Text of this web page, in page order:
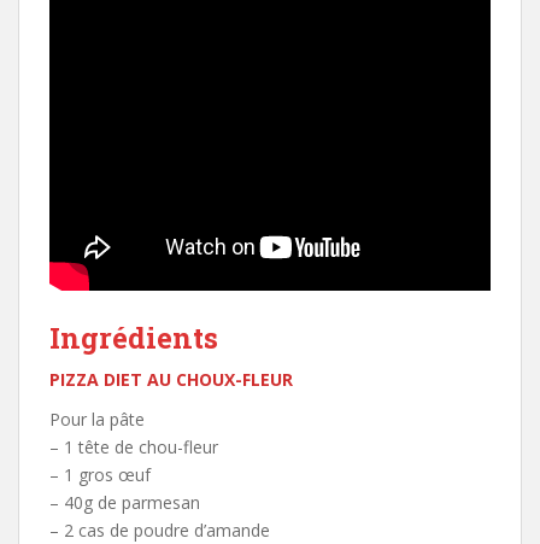
Ingrédients
PIZZA DIET AU CHOUX-FLEUR
Pour la pâte
– 1 tête de chou-fleur
– 1 gros œuf
– 40g de parmesan
– 2 cas de poudre d’amande